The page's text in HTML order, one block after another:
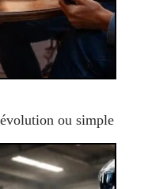
ou simple